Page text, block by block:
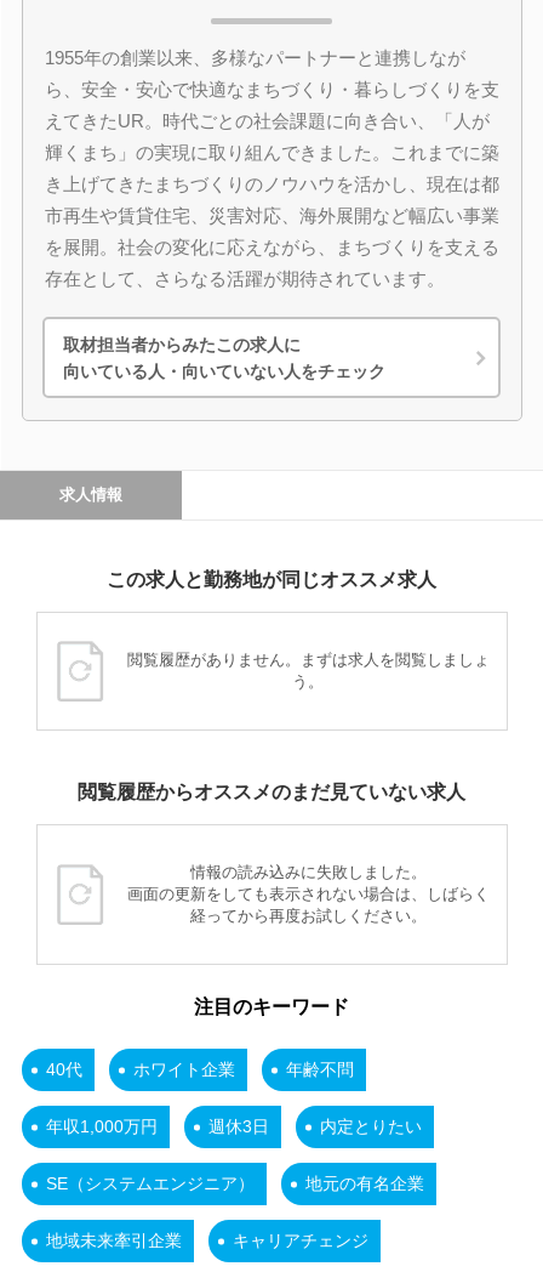
1955年の創業以来、多様なパートナーと連携しなが
ら、安全・安心で快適なまちづくり・暮らしづくりを支
えてきたUR。時代ごとの社会課題に向き合い、「人が
輝くまち」の実現に取り組んできました。これまでに築
き上げてきたまちづくりのノウハウを活かし、現在は都
市再生や賃貸住宅、災害対応、海外展開など幅広い事業
を展開。社会の変化に応えながら、まちづくりを支える
存在として、さらなる活躍が期待されています。
取材担当者からみたこの求人に
向いている人・向いていない人をチェック
求人情報
この求人と勤務地が同じオススメ求人
閲覧履歴がありません。まずは求人を閲覧しましょ
う。
閲覧履歴からオススメのまだ見ていない求人
情報の読み込みに失敗しました。
画面の更新をしても表示されない場合は、しばらく
経ってから再度お試しください。
注目のキーワード
40代 ホワイト企業 年齢不問
年収1,000万円 週休3日 内定とりたい
SE（システムエンジニア） 地元の有名企業
地域未来牽引企業 キャリアチェンジ